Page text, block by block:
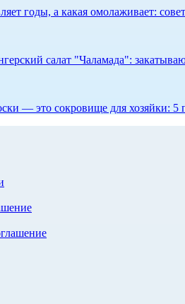
годы, а какая омолаживает:
салат "Чаламада":
— это сокровище для хозяйки: 5